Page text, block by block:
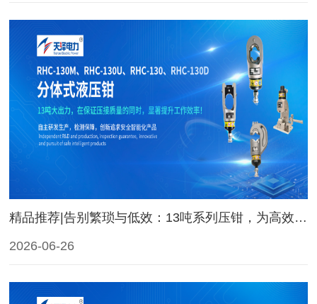
精品推荐|告别繁琐与低效：13吨系列压钳，为高效压接而生
2026-06-26